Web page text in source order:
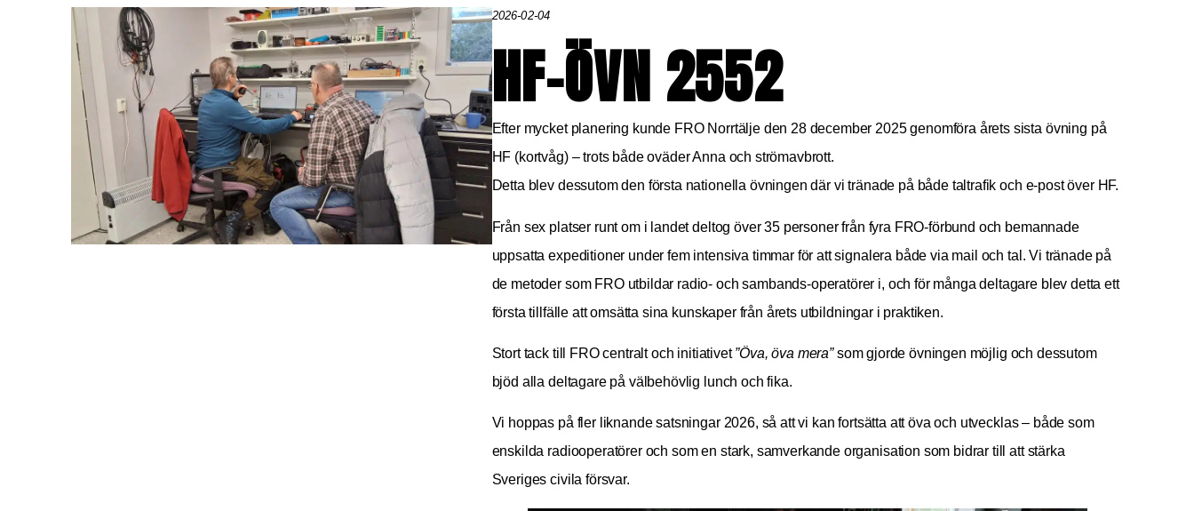
2026-02-04
HF-ÖVN 2552
Efter mycket planering kunde FRO Norrtälje den 28 december 2025 genomföra årets sista övning på
HF (kortvåg) – trots både oväder Anna och strömavbrott.
Detta blev dessutom den första nationella övningen där vi tränade på både taltrafik och e-post över HF.
Från sex platser runt om i landet deltog över 35 personer från fyra FRO-förbund och bemannade
uppsatta expeditioner under fem intensiva timmar för att signalera både via mail och tal. Vi tränade på
de metoder som FRO utbildar radio- och sambands-operatörer i, och för många deltagare blev detta ett
första tillfälle att omsätta sina kunskaper från årets utbildningar i praktiken.
Stort tack till FRO centralt och initiativet”Öva, öva mera”som gjorde övningen möjlig och dessutom
bjöd alla deltagare på välbehövlig lunch och fika.
Vi hoppas på fler liknande satsningar 2026, så att vi kan fortsätta att öva och utvecklas – både som
enskilda radiooperatörer och som en stark, samverkande organisation som bidrar till att stärka
Sveriges civila försvar.